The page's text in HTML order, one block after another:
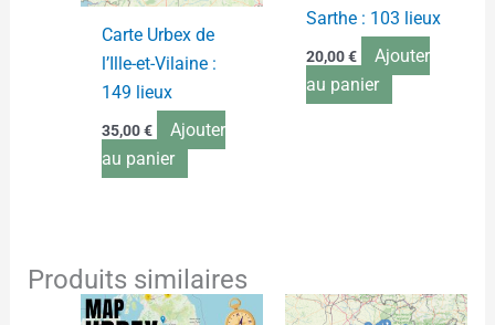
Carte Urbex de
l’Ille-et-Vilaine :
149 lieux
35,00€
Ajouter
au panier
Sarthe : 103 lieux
20,00€
Ajouter
au panier
Produits similaires